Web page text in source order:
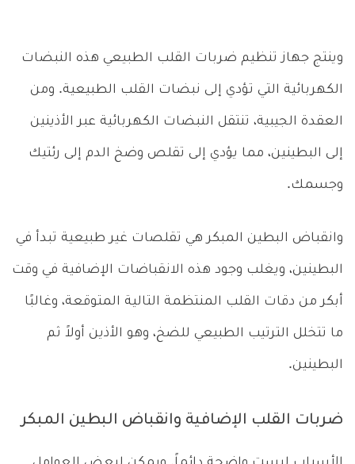
وينتج جهاز تنظيم ضربات القلب الطبيعي هذه النبضات
الكهربائية التي تؤدي إلى نبضات القلب الطبيعية. ومن
العقدة الجيبية، تنتقل النبضات الكهربائية عبر الأذينين
إلى البطينين، مما يؤدي إلى تقلص وضخ الدم إلى رئتيك
وجسمك.
وانقباض البطين المبكر هي تقلصات غير طبيعية تبدأ في
البطينين، ويغلب وجود هذه الانقباضات الإضافية في وقت
أبكر من دقات القلب المنتظمة التالية المتوقعة، وغالبًا
ما تتخلل الترتيب الطبيعي للضخ، وهو الأذين أولاً ثم
البطينين.
ضربات القلب الإضافية وانقباض البطين المبكر